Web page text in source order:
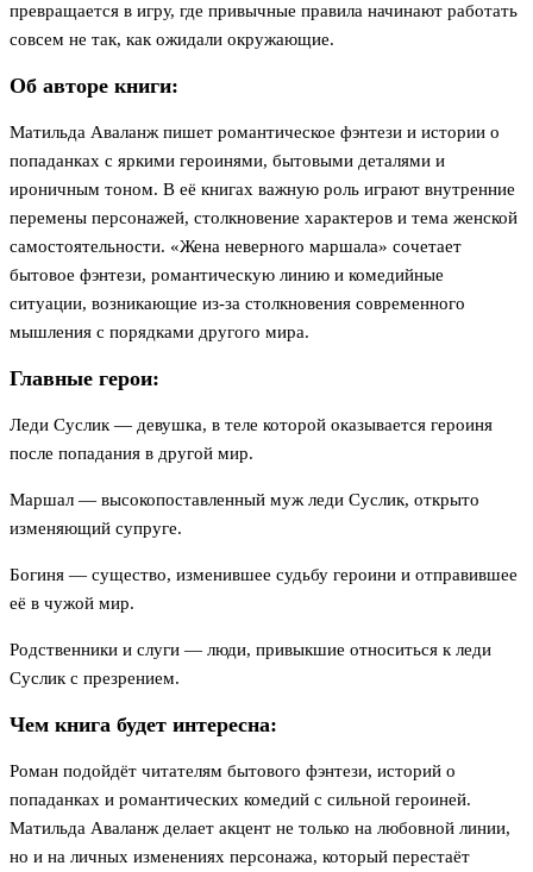
превращается в игру, где привычные правила начинают работать
совсем не так, как ожидали окружающие.
Об авторе книги:
Матильда Аваланж пишет романтическое фэнтези и истории о
попаданках с яркими героинями, бытовыми деталями и
ироничным тоном. В её книгах важную роль играют внутренние
перемены персонажей, столкновение характеров и тема женской
самостоятельности. «Жена неверного маршала» сочетает
бытовое фэнтези, романтическую линию и комедийные
ситуации, возникающие из-за столкновения современного
мышления с порядками другого мира.
Главные герои:
Леди Суслик — девушка, в теле которой оказывается героиня
после попадания в другой мир.
Маршал — высокопоставленный муж леди Суслик, открыто
изменяющий супруге.
Богиня — существо, изменившее судьбу героини и отправившее
её в чужой мир.
Родственники и слуги — люди, привыкшие относиться к леди
Суслик с презрением.
Чем книга будет интересна:
Роман подойдёт читателям бытового фэнтези, историй о
попаданках и романтических комедий с сильной героиней.
Матильда Аваланж делает акцент не только на любовной линии,
но и на личных изменениях персонажа, который перестаёт